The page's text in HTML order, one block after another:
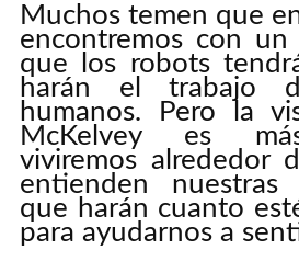
ADD COMMENT
Muchos temen que
encontremos con
que los robots
harán el trabajo
humanos. Pero la
McKelvey es
viviremos alrededor
entienden nuestras
que harán cuanto
para ayudarnos a